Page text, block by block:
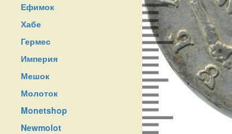
Ефимок
Хабе
Гермес
Империя
Мешок
Молоток
Monetshop
Newmolot